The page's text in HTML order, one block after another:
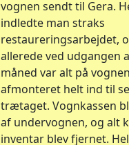
vognen sendt til Gera.
indledte man straks
restaureringsarbejdet,
allerede ved udgangen
måned var alt på
afmonteret helt ind til
trætaget. Vognkassen
af undervognen, og alt
inventar blev fjernet.